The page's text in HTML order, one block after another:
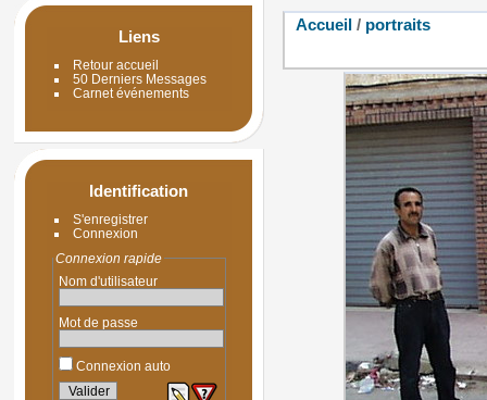
Liens
Retour accueil
50 Derniers Messages
Carnet événements
Identification
S'enregistrer
Connexion
Connexion rapide
Nom d'utilisateur
Mot de passe
Connexion auto
Accueil / portraits